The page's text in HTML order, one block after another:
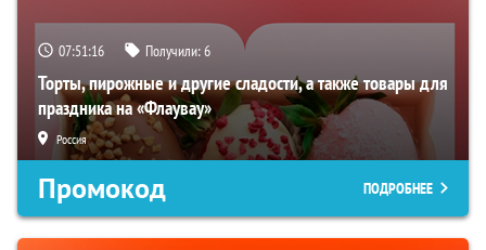
07:51:15 Получили:6
Торты, пирожные и другие сладости, а также товары для
праздника на «Флаувау»
Россия
Промокод ПОДРОБНЕЕ